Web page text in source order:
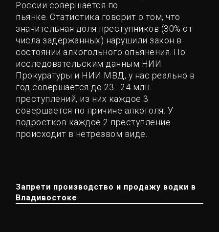
России совершается по
пьянке. Статистика говорит о том, что
значительная доля преступников (30% от
числа задержанных) нарушили закон в
состоянии алкогольного опьянения. По
исследовательским данным НИИ
Прокуратуры и НИИ МВД, у нас реально в
год совершается до 23–24 млн.
преступлений, из них каждое 3
совершается по причине алкоголя. У
подростков каждое 2 преступление
происходит в нетрезвом виде.
Запрети производство и продажу водки в
Владивостоке